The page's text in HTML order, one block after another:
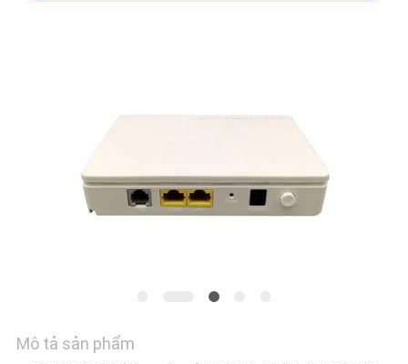
WEB
Mô tả sản phẩm